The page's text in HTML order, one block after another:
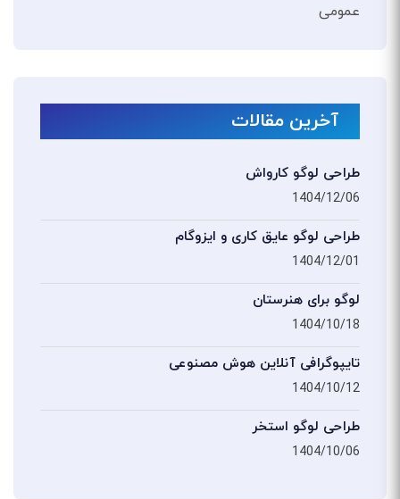
عمومی
آخرین مقالات
طراحی لوگو کارواش
1404/12/06
طراحی لوگو عایق کاری و ایزوگام
1404/12/01
لوگو برای هنرستان
1404/10/18
تایپوگرافی آنلاین هوش مصنوعی
1404/10/12
طراحی لوگو استخر
1404/10/06